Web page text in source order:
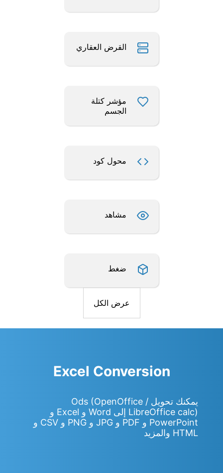
القرض العقاري
مؤشر كتلة
الجسم
محول كود
مشاهد
ضغط
عرض الكل
Excel Conversion
يمكنك تحويل Ods (OpenOffice /
LibreOffice calc) إلى Word و Excel و
PowerPoint و PDF و JPG و PNG و CSV و
HTML والمزيد